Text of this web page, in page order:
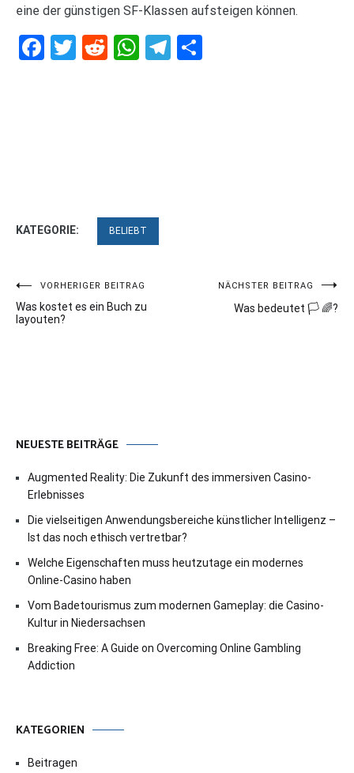
eine der günstigen SF-Klassen aufsteigen können.
Facebook
Twitter
RedditWhatsApp
Telegram
KATEGORIE: BELIEBT
Beitragsnavigation
VORHERIGER BEITRAG
Was kostet es ein Buch zu
layouten?
NÄCHSTER BEITRAG
Was bedeutet 🏳 🌈?
NEUESTE BEITRÄGE
Augmented Reality: Die Zukunft des immersiven Casino-
Erlebnisses
Die vielseitigen Anwendungsbereiche künstlicher Intelligenz –
Ist das noch ethisch vertretbar?
Welche Eigenschaften muss heutzutage ein modernes
Online-Casino haben
Vom Badetourismus zum modernen Gameplay: die Casino-
Kultur in Niedersachsen
Breaking Free: A Guide on Overcoming Online Gambling
Addiction
KATEGORIEN
Beitragen